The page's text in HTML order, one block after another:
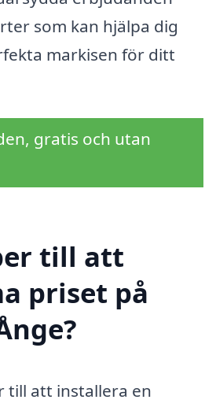
som kan hjälpa dig
markisen för ditt
gratis och utan
till att
priset på
till att installera en